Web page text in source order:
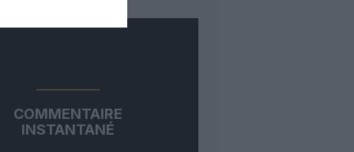
COMMENTAIRE
INSTANTANÉ